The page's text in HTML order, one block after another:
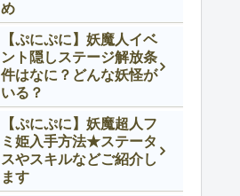
め
【ぷにぷに】妖魔人イベ
ント隠しステージ解放条
件はなに？どんな妖怪が
いる？
【ぷにぷに】妖魔超人フ
ミ姫入手方法★ステータ
スやスキルなどご紹介し
ます